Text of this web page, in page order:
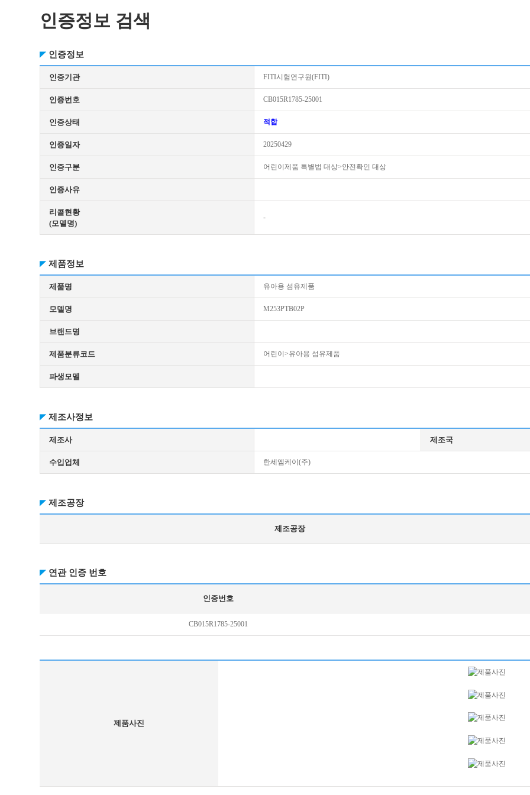
인증정보 검색
인증정보
인증기관 FITI시험연구원(FITI)
인증번호 CB015R1785-25001
인증상태 적합
인증일자 20250429
인증구분 어린이제품 특별법 대상>안전확인 대상
인증사유
리콜현황
(모델명)
-
제품정보
제품명 유아용 섬유제품
모델명 M253PTB02P
브랜드명
제품분류코드 어린이>유아용 섬유제품
파생모델
제조사정보
제조사 제조국
수입업체 한세엠케이(주)
제조공장
제조공장
연관 인증 번호
인증번호
CB015R1785-25001
제품사진